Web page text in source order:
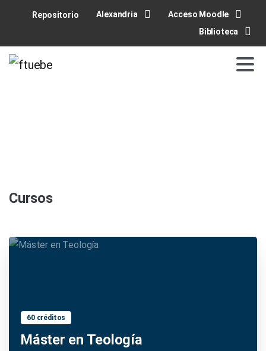
Repositorio Alexandria
Acceso Moodle
Biblioteca
Cursos
60 créditos
Máster en Teología